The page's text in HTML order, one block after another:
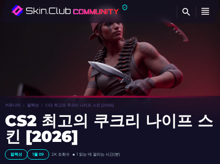
커뮤니티 컬렉션 CS2 최고의 쿠크리 나이프 스킨 [2026]
CS2 최고의 쿠크리 나이프 스
킨 [2026]
컬렉션 1월 09 2K 조회수 1 읽는 데 걸리는 시간(분)